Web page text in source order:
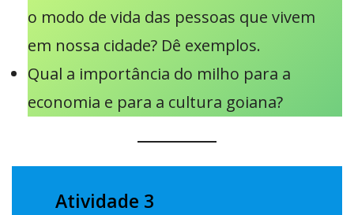
o modo de vida das pessoas que vivem
em nossa cidade? Dê exemplos.
Qual a importância do milho para a
economia e para a cultura goiana?
Atividade 3